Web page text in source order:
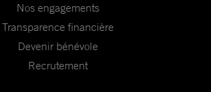
tous les responsables dans
un procès équitable ;
Jalalian soit protégée
Nos engagements
Transparence financière
Devenir bénévole
Recrutement